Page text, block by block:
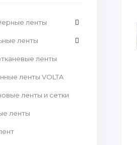
ленты
ленты
ленты
ленты VOLTA
ленты и сетки
ленты